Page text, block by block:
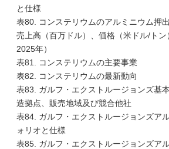
と仕様
表80. コンステリウムのアルミニウム押
売上高（百万ドル）、価格（米ドル/ト
2025年）
表81. コンステリウムの主要事業
表82. コンステリウムの最新動向
表83. ガルフ・エクストルージョンズ基
造拠点、販売地域及び競合他社
表84. ガルフ・エクストルージョンズア
ォリオと仕様
表85. ガルフ・エクストルージョンズア